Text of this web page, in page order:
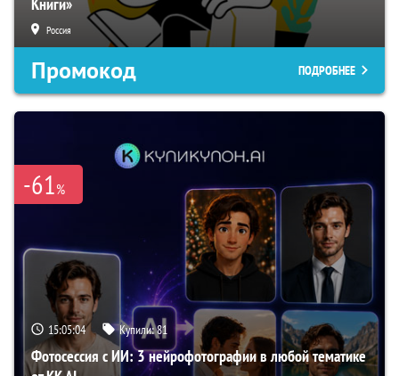
Книги»
Россия
Промокод ПОДРОБНЕЕ
-61%
15:05:03 Купили:81
Фотосессия с ИИ: 3 нейрофотографии в любой тематике